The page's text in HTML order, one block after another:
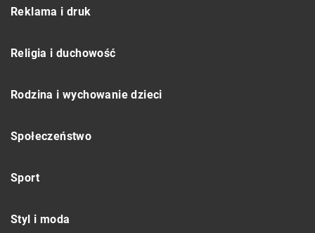
Reklama i druk
Religia i duchowość
Rodzina i wychowanie dzieci
Społeczeństwo
Sport
Styl i moda